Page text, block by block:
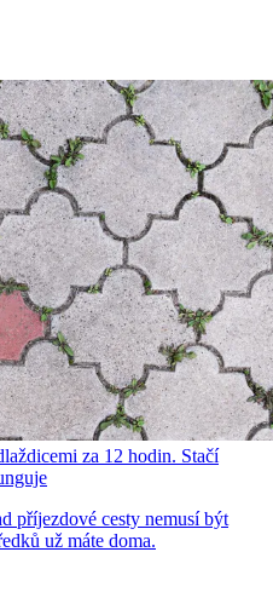
za 12 hodin. Stačí
příjezdové cesty nemusí být
už máte doma.